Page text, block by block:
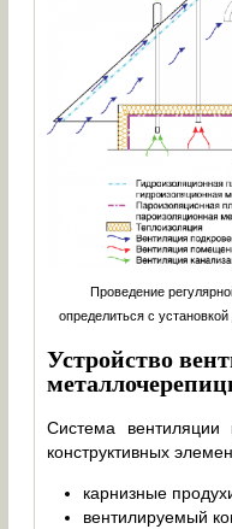
Проведение
определиться с
Устройство
Система вентиляции
конструктивных
карнизные
вентилируемый